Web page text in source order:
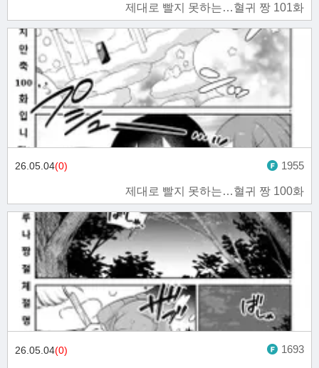
제대로 빨지 못하는…혈귀 짱 101화
제대로 빨지 못하는…혈귀 짱 100화
26.05.04(0) 1955
26.05.04(0) 1693